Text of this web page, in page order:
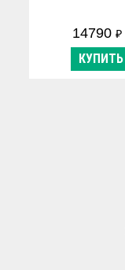
14790 ₽
КУПИТЬ